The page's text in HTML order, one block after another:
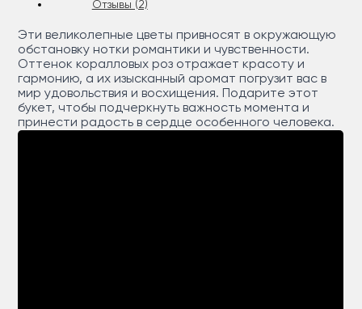
Отзывы (2)
Эти великолепные цветы привносят в окружающую
обстановку нотки романтики и чувственности.
Оттенок коралловых роз отражает красоту и
гармонию, а их изысканный аромат погрузит вас в
мир удовольствия и восхищения. Подарите этот
букет, чтобы подчеркнуть важность момента и
принести радость в сердце особенного человека.